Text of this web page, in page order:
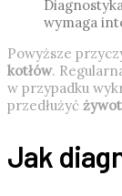
wymaga
Powyższe
kotłów.
w przypadku
przedłużyć
Jak